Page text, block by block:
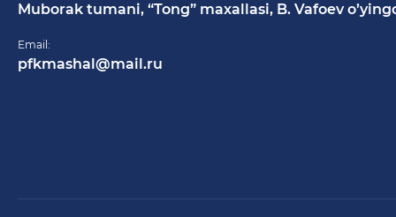
Muborak tumani, “Tong” maxallasi, B. Vafoev
Email:
pfkmashal@mail.ru